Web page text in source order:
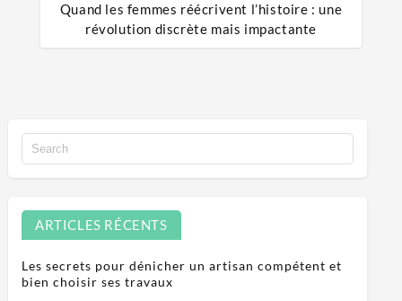
Quand les femmes réécrivent l’histoire : une
révolution discrète mais impactante
ARTICLES RÉCENTS
Les secrets pour dénicher un artisan compétent et
bien choisir ses travaux